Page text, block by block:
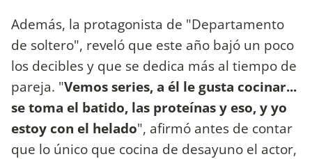
Además, la protagonista de "Departamento
de soltero", reveló que este año bajó un poco
los decibles y que se dedica más al tiempo de
pareja. "Vemos series, a él le gusta cocinar...
se toma el batido, las proteínas y eso, y yo
estoy con el helado", afirmó antes de contar
que lo único que cocina de desayuno el actor,